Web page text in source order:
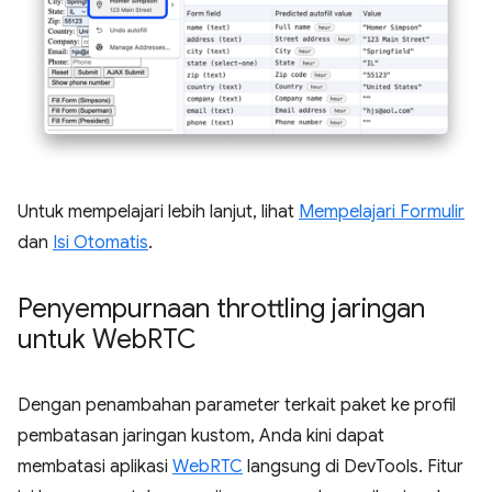
Untuk mempelajari lebih lanjut, lihat Mempelajari Formulir
dan Isi Otomatis.
Penyempurnaan throttling jaringan
untuk WebRTC
Dengan penambahan parameter terkait paket ke profil
pembatasan jaringan kustom, Anda kini dapat
membatasi aplikasi WebRTC langsung di DevTools. Fitur